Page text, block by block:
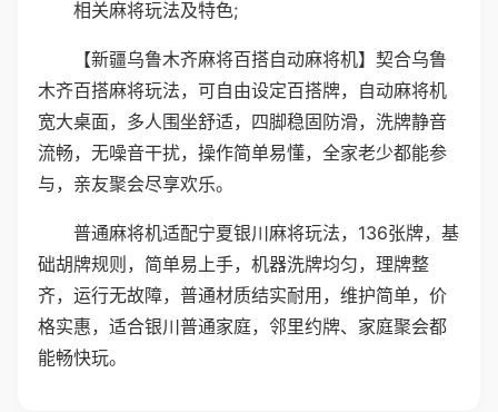
相关麻将玩法及特色;
【新疆乌鲁木齐麻将百搭自动麻将机】契合乌鲁
木齐百搭麻将玩法，可自由设定百搭牌，自动麻将机
宽大桌面，多人围坐舒适，四脚稳固防滑，洗牌静音
流畅，无噪音干扰，操作简单易懂，全家老少都能参
与，亲友聚会尽享欢乐。
普通麻将机适配宁夏银川麻将玩法，136张牌，基
础胡牌规则，简单易上手，机器洗牌均匀，理牌整
齐，运行无故障，普通材质结实耐用，维护简单，价
格实惠，适合银川普通家庭，邻里约牌、家庭聚会都
能畅快玩。